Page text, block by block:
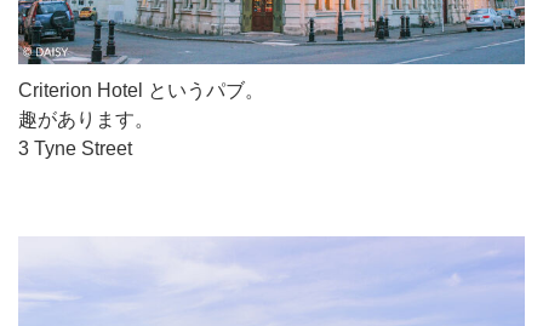
Criterion Hotel というパブ。
趣があります。
3 Tyne Street